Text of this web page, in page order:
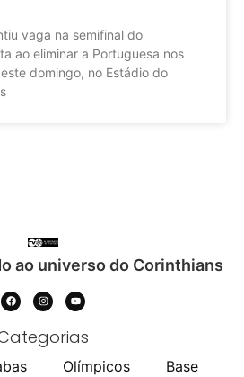
vaga na semifinal do
ao eliminar a Portuguesa nos
domingo, no Estádio do
ao universo do Corinthians
Olímpicos Base